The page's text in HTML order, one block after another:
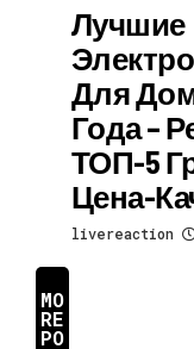
Лучшие
Для
Года –
ТОП-5
Цена-
livereaction
MO
RE
PO